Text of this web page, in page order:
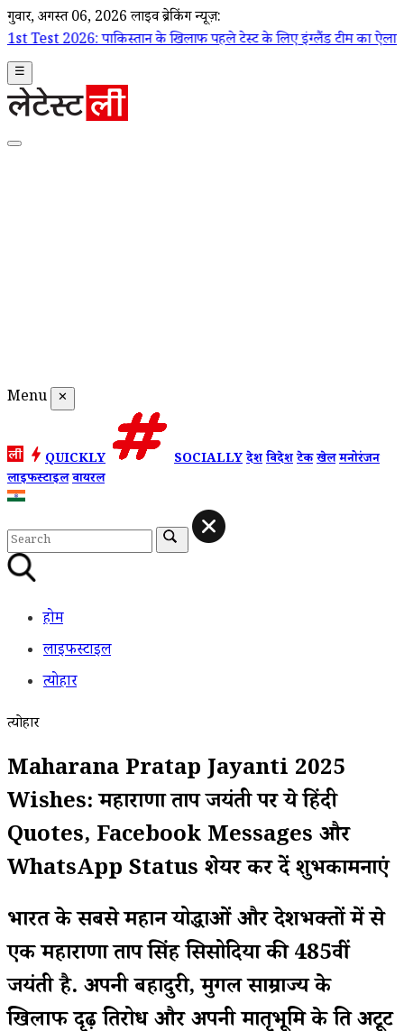
गुरूवार, अगस्त 06, 2026 लाइव ब्रेकिंग न्यूज़:
के खिलाफ पहले टेस्ट के लिए इंग्लैंड टीम का ऐलान, जो रूट कप्तान;
☰
Menu ✕
QUICKLY SOCIALLYदेशविदेशटेकखेलमनोरंजन
लाइफस्टाइलवायरल
होम
लाइफस्टाइल
त्योहार
त्योहार
Maharana Pratap Jayanti 2025
Wishes: महाराणा प्रताप जयंती पर ये हिंदी
Quotes, Facebook Messages और
WhatsApp Status शेयर कर दें शुभकामनाएं
भारत के सबसे महान योद्धाओं और देशभक्तों में से
एक महाराणा प्रताप सिंह सिसोदिया की 485वीं
जयंती है. अपनी बहादुरी, मुगल साम्राज्य के
खिलाफ दृढ़ प्रतिरोध और अपनी मातृभूमि के प्रति अटूट